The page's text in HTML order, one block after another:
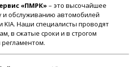
«ПМРК» – это высочайшее
и обслуживанию автомобилей
KIA. Наши специалисты проводят
в сжатые сроки и в строгом
регламентом.